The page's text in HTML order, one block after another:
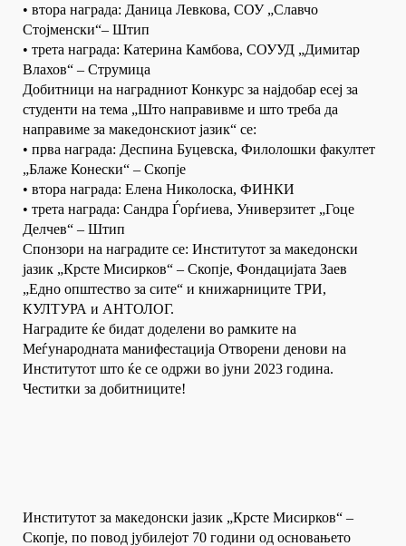
• вторa награда: Даница Левкова, СОУ „Славчо
Стојменски“– Штип
• третa награда: Катерина Камбова, СОУУД „Димитар
Влахов“ – Струмица
Добитници на наградниот Конкурс за најдобар есеј за
студенти на тема „Што направивме и што треба да
направиме за македонскиот јазик“ се:
• првa награда: Деспина Буцевска, Филолошки факултет
„Блаже Конески“ – Скопје
• втора награда: Елена Николоска, ФИНКИ
• трета награда: Сандра Ѓорѓиева, Универзитет „Гоце
Делчев“ – Штип
Спонзори на наградите се: Институтот за македонски
јазик „Крсте Мисирков“ – Скопје, Фондацијата Заев
„Едно општество за сите“ и книжарниците ТРИ,
КУЛТУРА и АНТОЛОГ.
Наградите ќе бидат доделени во рамките на
Меѓународната манифестација Отворени денови на
Институтот што ќе се одржи во јуни 2023 година.
Честитки за добитниците!
Институтот за македонски јазик „Крсте Мисирков“ –
Скопје, по повод јубилејот 70 години од основањето